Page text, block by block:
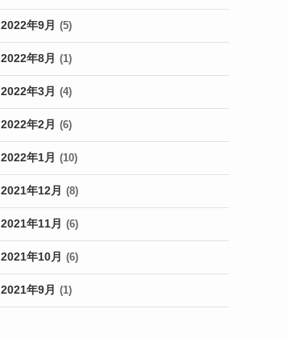
2022年9月 (5)
2022年8月 (1)
2022年3月 (4)
2022年2月 (6)
2022年1月 (10)
2021年12月 (8)
2021年11月 (6)
2021年10月 (6)
2021年9月 (1)